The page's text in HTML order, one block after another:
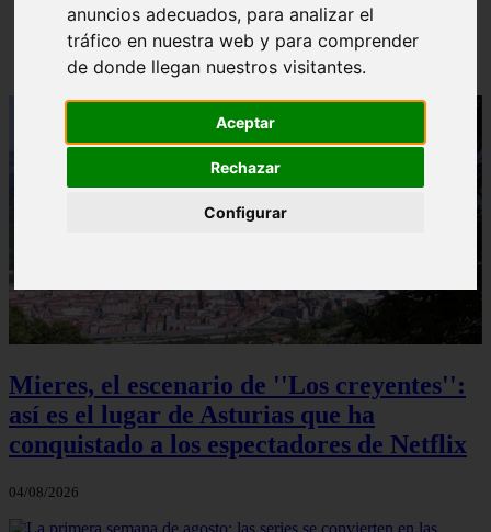
anuncios adecuados, para analizar el
tráfico en nuestra web y para comprender
de donde llegan nuestros visitantes.
Aceptar
Rechazar
Configurar
Solo Las Bestias - Final Explicado
Mieres, el escenario de ''Los creyentes'':
así es el lugar de Asturias que ha
conquistado a los espectadores de Netflix
04/08/2026